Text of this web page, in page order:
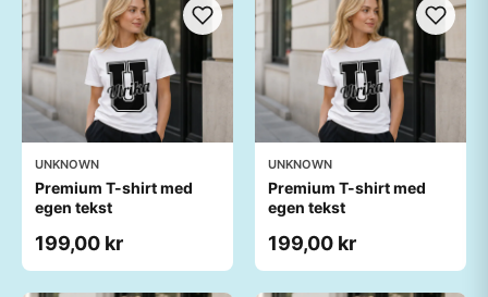
UNKNOWN
Premium T-shirt med
egen tekst
199,00 kr
UNKNOWN
Premium T-shirt med
egen tekst
199,00 kr